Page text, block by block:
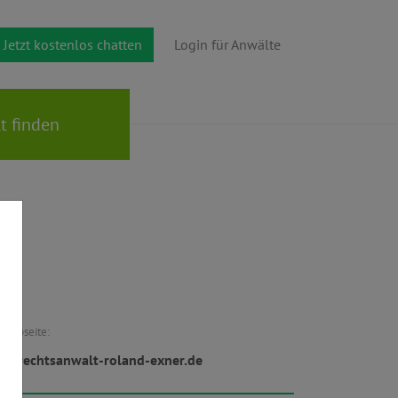
Jetzt kostenlos chatten Login für Anwälte
Webseite:
roland-exner.de